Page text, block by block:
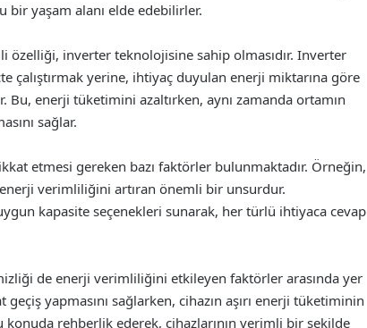
yaşam alanı elde edebilirler.
özelliği, inverter teknolojisine sahip olmasıdır. Inverter
çalıştırmak yerine, ihtiyaç duyulan enerji miktarına göre
Bu, enerji tüketimini azaltırken, aynı zamanda ortamın
sağlar.
etmesi gereken bazı faktörler bulunmaktadır. Örneğin,
verimliliğini artıran önemli bir unsurdur.
kapasite seçenekleri sunarak, her türlü ihtiyaca cevap
de enerji verimliliğini etkileyen faktörler arasında yer
yapmasını sağlarken, cihazın aşırı enerji tüketiminin
konuda rehberlik ederek, cihazlarının verimli bir şekilde